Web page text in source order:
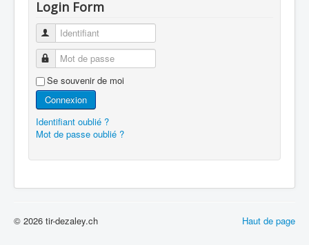
Login Form
Identifiant
Mot de passe
Se souvenir de moi
Connexion
Identifiant oublié ?
Mot de passe oublié ?
Haut de page
© 2026 tir-dezaley.ch